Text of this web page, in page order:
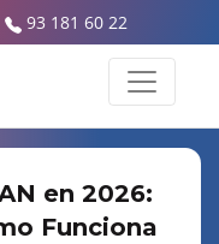
93 181 60 22
en 2026:
Funciona